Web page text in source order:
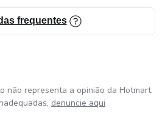
frequentes
não representa a opinião da Hotmart.
denuncie aqui